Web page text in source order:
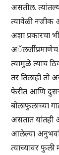
असतील.
त्यावेळी नजीक
अशा प्रकारचा
अॅलर्जीप्रमाणेच
त्यामुळे त्याच
तर तिलाही तो
फेरीत आणि
बोलाफुलाच्या
असतात यांतही
आलेल्या
त्याच्यावर फुली